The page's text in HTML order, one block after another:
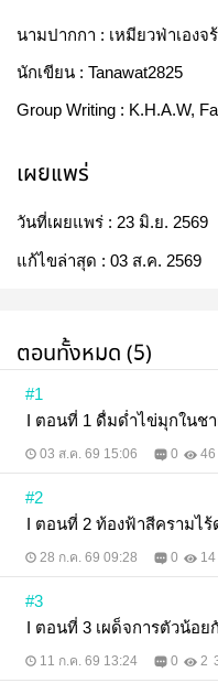
นามปากกา : เหมียวฟ่าเองจร้
นักเขียน : Tanawat2825
Group Writing : K.H.A.W,
เผยแพร่
วันที่เผยแพร่ : 23 มิ.ย. 2569
แก้ไขล่าสุด : 03 ส.ค. 2569
ตอนทั้งหมด (5)
#1
I ตอนที่ 1 ดื่มด่ำไข่มุกในช
03 ส.ค. 69 15:06 0 46
#2
I ตอนที่ 2 ท้องฟ้าสีครามไ
28 ก.ค. 69 09:28 0 14
#3
I ตอนที่ 3 เผด็จการตัวน้อ
11 ก.ค. 69 13:24 0 2